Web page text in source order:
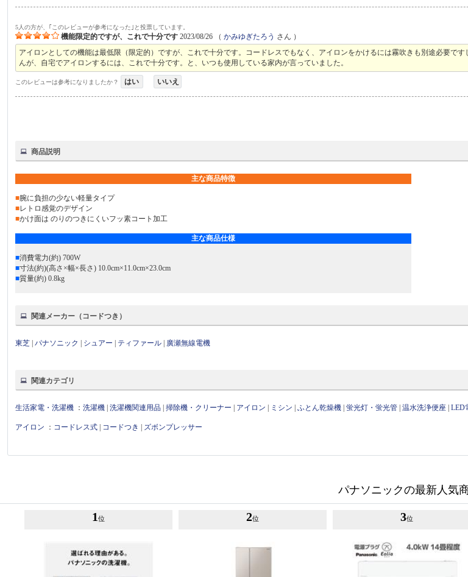
5人の方が、｢このレビューが参考になった｣と投票しています。
機能限定的ですが、これで十分です 2023/08/26 （かみゆぎたろう さん ）
アイロンとしての機能は最低限（限定的）ですが、これで十分です。コードレスでもなく、アイロンをかけるには霧吹きも別途必要で
んが、自宅でアイロンするには、これで十分です。と、いつも使用している家内が言っていました。
このレビューは参考になりましたか？ はい いいえ
商品説明
主な商品特徴
■腕に負担の少ない軽量タイプ
■レトロ感覚のデザイン
■かけ面は のりのつきにくいフッ素コート加工
主な商品仕様
■消費電力(約) 700W
■寸法(約)(高さ×幅×長さ) 10.0cm×11.0cm×23.0cm
■質量(約) 0.8kg
関連メーカー（コードつき）
東芝 |パナソニック シュアー ティファール 廣瀬無線電機
関連カテゴリ
生活家電・洗濯機 ：洗濯機 |洗濯機関連用品 |掃除機・クリーナー アイロン ミシン |ふとん乾燥機 |蛍光灯・蛍光管 |温水洗浄便座 |LED
アイロン ： コードレス式 コードつき ズボンプレッサー
パナソニックの最新人気
1 位 2位 3位